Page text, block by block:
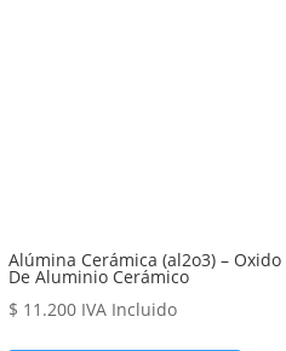
Alúmina Cerámica (al2o3) – Oxido
De Aluminio Cerámico
$ 11.200 IVA Incluido